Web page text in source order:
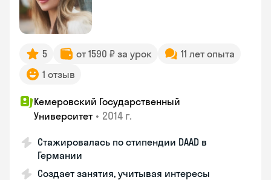
5 от 1590 ₽ за урок
11 лет опыта
1 отзыв
Кемеровский Государственный
Университет • 2014 г.
Стажировалась по стипендии DAAD в
Германии
Создает занятия, учитывая интересы